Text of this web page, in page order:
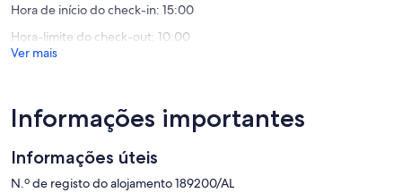
Excecional,
avaliações)
Hora de início do check-in: 15:00
Hora-limite do check-out: 10:00
Ver mais
Informações importantes
Informações úteis
N.º de registo do alojamento 189200/AL